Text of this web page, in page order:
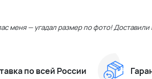
меня — угадал размер по фото!
по всей России